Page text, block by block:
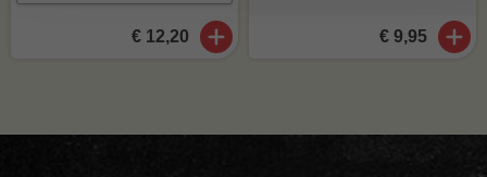
€ 12,20 € 9,95